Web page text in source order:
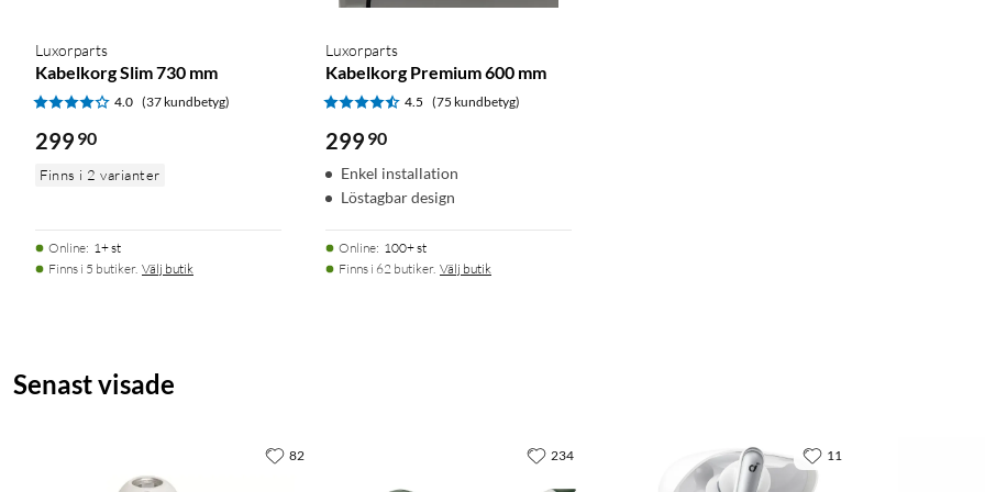
Luxorparts
Kabelkorg Slim 730 mm
4.0 (37 kundbetyg)
299 90
Finns i 2 varianter
Online: 1+ st
Finns i 5 butiker. Välj butik
Luxorparts
Kabelkorg Premium 600 mm
4.5 (75 kundbetyg)
299 90
Enkel installation
Löstagbar design
Online: 100+ st
Finns i 62 butiker. Välj butik
Senast visade
82 234 11